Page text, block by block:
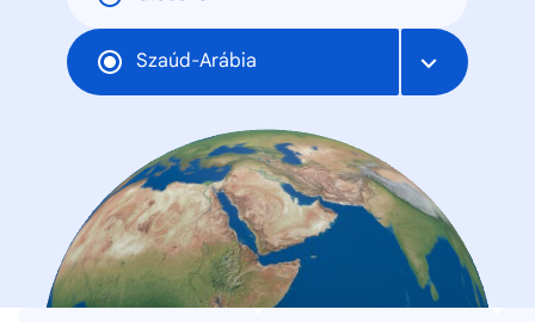
Szaúd-Arábia